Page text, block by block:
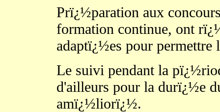
Prï¿½paration aux
formation continue, ont
adaptï¿½es pour
Le suivi pendant la
d'ailleurs pour la durï¿½e
amï¿½liorï¿½.